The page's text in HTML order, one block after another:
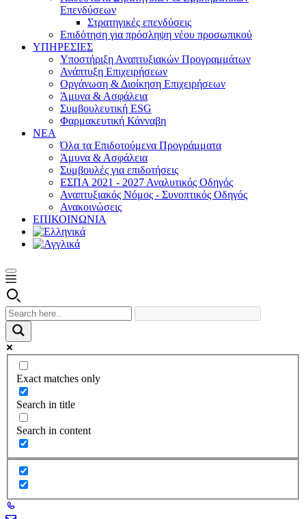
Επενδύσεων
Στρατηγικές επενδύσεις
Επιδότηση για πρόσληψη νέου προσωπικού
ΥΠΗΡΕΣΙΕΣ
Υποστήριξη Αναπτυξιακών Προγραμμάτων
Ανάπτυξη Επιχειρήσεων
Οργάνωση & Διοίκηση Επιχειρήσεων
Άμυνα & Ασφάλεια
Συμβουλευτική ESG
Φαρμακευτική Κάνναβη
ΝΕΑ
Όλα τα Επιδοτούμενα Προγράμματα
Άμυνα & Ασφάλεια
Συμβουλές για επιδοτήσεις
ΕΣΠΑ 2021 - 2027 Αναλυτικός Οδηγός
Αναπτυξιακός Νόμος - Συνοπτικός Οδηγός
Ανακοινώσεις
ΕΠΙΚΟΙΝΩΝΙΑ
Exact matches only
Search in title
Search in content